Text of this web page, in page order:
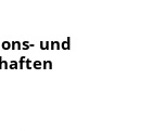
und